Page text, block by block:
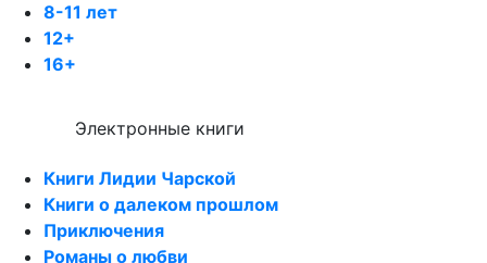
8-11 лет
12+
16+
Электронные книги
Книги Лидии Чарской
Книги о далеком прошлом
Приключения
Романы о любви